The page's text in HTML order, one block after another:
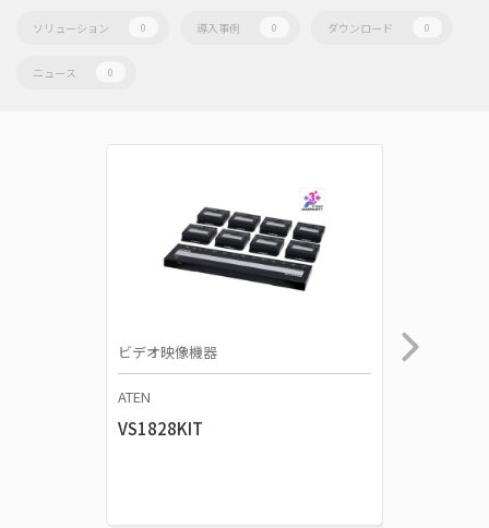
ソリューション 0 導入事例 0 ダウンロード 0
ニュース 0
ビデオ映像機器
ATEN
VS1828KIT